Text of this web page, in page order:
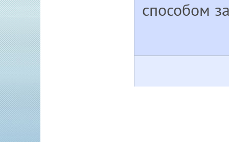
способом